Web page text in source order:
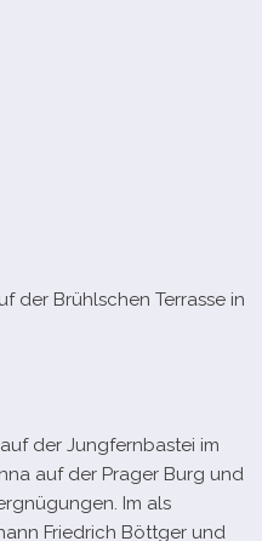
der Brühlschen Terrasse in
der Jungfernbastei im
auf der Prager Burg und
Im als
Friedrich Böttger und